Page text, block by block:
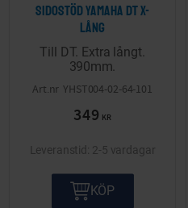
Sidostöd Yamaha DT X-
lång
Till DT. Extra långt.
390mm.
YHST004-02-64-101
349 KR
2-5 vardagar
KÖP